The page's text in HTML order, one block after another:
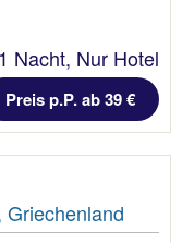
1 Nacht, Nur Hotel
Preis p.P. ab 39 €